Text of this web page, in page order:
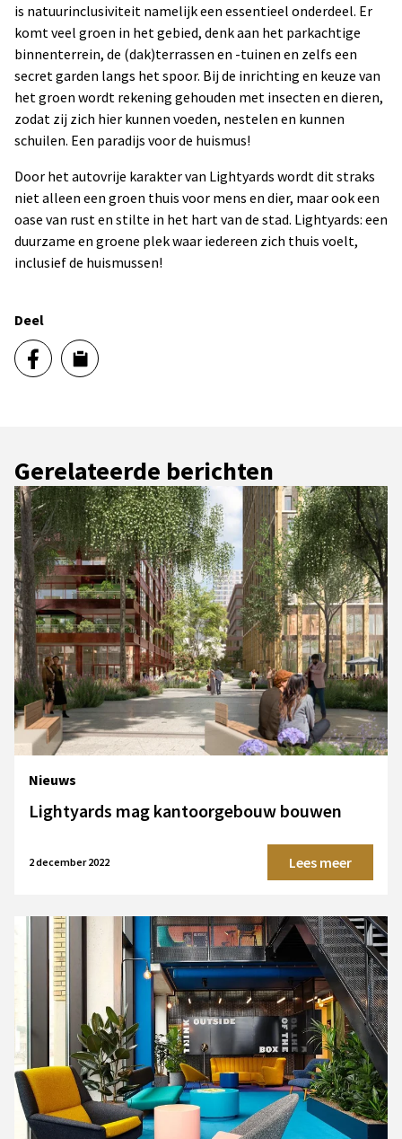
is natuurinclusiviteit namelijk een essentieel onderdeel. Er
komt veel groen in het gebied, denk aan het parkachtige
binnenterrein, de (dak)terrassen en -tuinen en zelfs een
secret garden langs het spoor. Bij de inrichting en keuze van
het groen wordt rekening gehouden met insecten en dieren,
zodat zij zich hier kunnen voeden, nestelen en kunnen
schuilen. Een paradijs voor de huismus!
Door het autovrije karakter van Lightyards wordt dit straks
niet alleen een groen thuis voor mens en dier, maar ook een
oase van rust en stilte in het hart van de stad. Lightyards: een
duurzame en groene plek waar iedereen zich thuis voelt,
inclusief de huismussen!
Deel
Gerelateerde berichten
Nieuws
Lightyards mag kantoorgebouw bouwen
2 december 2022 Lees meer